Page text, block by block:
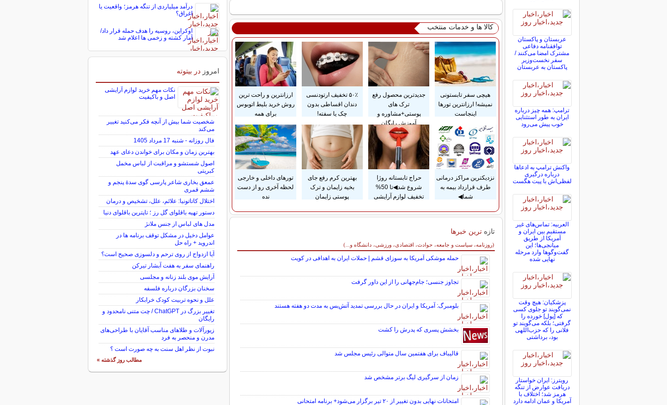
کالا ها و خدمات منتخب
هیچی سفر تابستونی
نمیشه! ارزانترین تورها
اینجاست
جدیدترین محصول رفع
ترک های
پوستی+مشاوره و
آموزش رایگان
۵۰٪ تخفیف ارتودنسی
دندان اقساطی بدون
چک یا سفته!
ارزانترین و راحت ترین
روش خرید بلیط اتوبوس
برای همه
نزدیکترین مراکز درمانی
طرف قرارداد بیمه به
شما◀
حراج تابستانه روژا
شروع شد◀تا 50%
تخفیف لوازم آرایشی
بهترین کرم رفع جای
بخیه زایمان و ترک
پوستی زایمان
تورهای داخلی و خارجی
لحظه آخری رو از دست
نده
تازه ترین خبرها
(روزنامه، سیاست و جامعه، حوادث، اقتصادی، ورزشی، دانشگاه و...)
سایر خبرهای داغ
حمله موشکی آمریکا به سوزای قشم | حملات ایران به اهدافی در کویت
تجاوز جنسی؛ جام‌جهانی را از این داور گرفت
بلومبرگ: آمریکا و ایران در حال بررسی تمدید آتش‌بس به مدت دو هفته هستند
بخشش پسری که پدرش را کشت
قالیباف برای هفتمین سال متوالی رئیس مجلس شد
زمان از سرگیری لیگ برتر مشخص شد
امتحانات نهایی بدون تغییر از ۲۰ تیر برگزار می‌شود+ برنامه امتحانی
عربستان و پاکستان
توافقنامه دفاعی
مشترک امضا می‌کنند /
سفر نخست‌وزیر
پاکستان به عربستان
ترامپ: همه چیز درباره
ایران به طور استثنایی
خوب پیش می‌رود
واکنش ترامپ به ادعاها
درباره درگیری
لفظی‌اش با پیت هگست
العربیه: تماس‌های غیر
مستقیم بین ایران و
آمریکا از طریق
میانجی‌ها؛ این
گفت‌و‌گو‌ها وارد مرحله
نهایی شده
پزشکیان: هیچ وقت
نمی‌گویند تو جلوی کسی
که [پول] خورده را
گرفتی؛ بلکه می‌گویند تو
فلانی را که حزب‌اللهی
بود، برداشتی
رویترز: ایران خواستار
دریافت عوارض از تنگه
هرمز شد؛ اختلاف با
آمریکا و عمان ادامه دارد
درآمد میلیاردی از تنگه هرمز؛ واقعیت یا
اغراق؟
اوکراین، روسیه را هدف حمله قرار داد/
آمار کشته و زخمی ها اعلام شد
امروز در بیتوته
نکات مهم خرید لوازم آرایشی
اصل و باکیفیت
شخصیت شما بیش از آنچه فکر می‌کنید تغییر
می‌کند
فال روزانه - شنبه 17 مرداد 1405
بهترین زمان و مکان برای خواندن دعای عهد
اصول شستشو و مراقبت از لباس مخمل
کبریتی
عمعق بخاری شاعر پارسی گوی سدهٔ پنجم و
ششم قمری
اختلال کاتاتونیا: علائم، علل، تشخیص و درمان
دستور تهیه باقلوای گل رز ؛ تاپترین باقلوای دنیا
مدل های لباس از جنس ملانژ
عوامل دخیل در مشکل توقف برنامه ها در
اندروید + راه حل
آیا ازدواج از روی ترحم و دلسوزی صحیح است؟
راهنمای سفر به هفت آبشار تیرکن
آرایش موی بلند زنانه و مجلسی
سخنان بزرگان درباره فلسفه
علل و نحوه تربیت کودک خرابکار
تغییر بزرگ در ChatGPT / چت متنی نامحدود و
رایگان
زیورآلات و طلاهای مناسب آقایان با طراحی‌های
مدرن و منحصر به فرد
نبوت از نظر اهل سنت به چه صورت است ؟
مطالب روز گذشته »